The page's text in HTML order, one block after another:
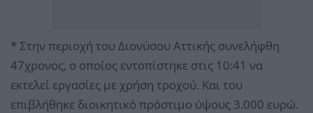
* Στην περιοχή του Διονύσου Αττικής συνελήφθη
47χρονος, ο οποίος εντοπίστηκε στις 10:41 να
εκτελεί εργασίες με χρήση τροχού. Και του
επιβλήθηκε διοικητικό πρόστιμο ύψους 3.000 ευρώ.